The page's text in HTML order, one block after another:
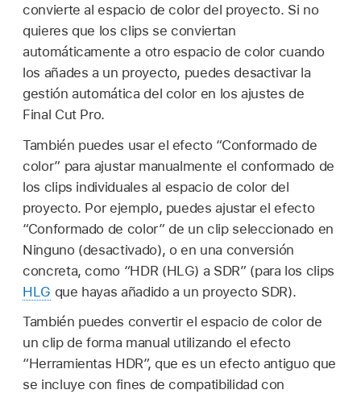
convierte al espacio de color del proyecto. Si no
quieres que los clips se conviertan
automáticamente a otro espacio de color cuando
los añades a un proyecto, puedes desactivar la
gestión automática del color en los ajustes de
Final Cut Pro.
También puedes usar el efecto “Conformado de
color” para ajustar manualmente el conformado de
los clips individuales al espacio de color del
proyecto. Por ejemplo, puedes ajustar el efecto
“Conformado de color” de un clip seleccionado en
Ninguno (desactivado), o en una conversión
concreta, como “HDR (HLG) a SDR” (para los clips
HLG que hayas añadido a un proyecto SDR).
También puedes convertir el espacio de color de
un clip de forma manual utilizando el efecto
“Herramientas HDR”, que es un efecto antiguo que
se incluye con fines de compatibilidad con